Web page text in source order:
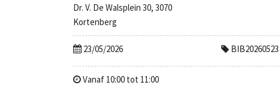
Dr. V. De Walsplein 30, 3070
Kortenberg
23/05/2026 BIB20260523
Vanaf 10:00 tot 11:00